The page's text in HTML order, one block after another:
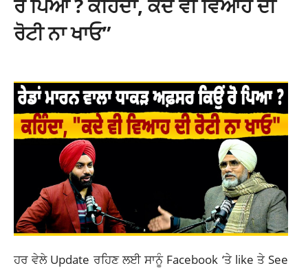
ਰੋ ਪਿਆ ? ਕਹਿੰਦਾ, ਕਦੇ ਵੀ ਵਿਆਹ ਦੀ
ਰੋਟੀ ਨਾ ਖਾਓ”
ਹਰ ਵੇਲੇ Update ਰਹਿਣ ਲਈ ਸਾਨੂੰ Facebook ‘ਤੇ like ਤੇ See